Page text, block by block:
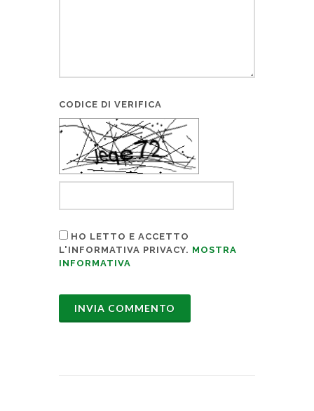
CODICE DI VERIFICA
HO LETTO E ACCETTO
L'INFORMATIVA PRIVACY. MOSTRA
INFORMATIVA